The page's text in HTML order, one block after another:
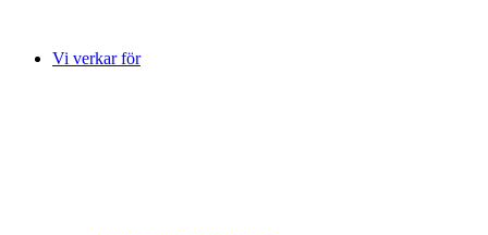
Vi verkar för